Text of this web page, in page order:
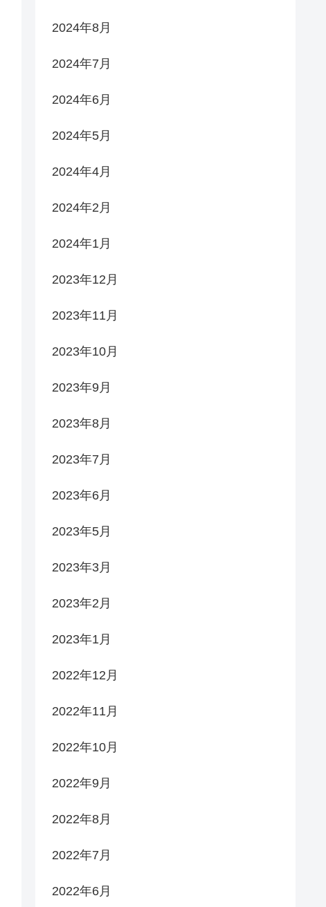
2024年8月
2024年7月
2024年6月
2024年5月
2024年4月
2024年2月
2024年1月
2023年12月
2023年11月
2023年10月
2023年9月
2023年8月
2023年7月
2023年6月
2023年5月
2023年3月
2023年2月
2023年1月
2022年12月
2022年11月
2022年10月
2022年9月
2022年8月
2022年7月
2022年6月